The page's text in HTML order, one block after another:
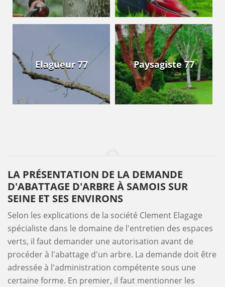
Elagueur 77 Paysagiste 77
LA PRÉSENTATION DE LA DEMANDE
D'ABATTAGE D'ARBRE À SAMOIS SUR
SEINE ET SES ENVIRONS
Selon les explications de la société Clement Elagage
spécialiste dans le domaine de l'entretien des espaces
verts, il faut demander une autorisation avant de
procéder à l'abattage d'un arbre. La demande doit être
adressée à l'administration compétente sous une
certaine forme. En premier, il faut mentionner les